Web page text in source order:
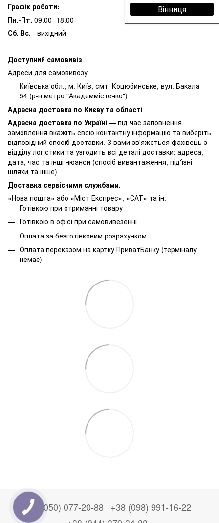
Вінниця
Графік роботи:
Пн.-Пт. 09.00 -18.00
Сб. Вс. - вихідний
Доступний самовивіз
Адреси для самовивозу
Київська обл., м. Київ, смт. Коцюбинське, вул. Бакала
54 (р-н метро "Академмістечко")
Адресна доставка по Києву та області
Адресна доставка по Україні — під час заповнення
замовлення вкажіть свою контактну інформацію та виберіть
відповідний спосіб доставки. З вами зв'яжеться фахівець з
відділу логістики та узгодить всі деталі доставки: адреса,
дата, час та інші нюанси (спосіб вивантаження, під'їзні
шляхи та інше)
Доставка сервісними службами.
«Нова пошта» або «Міст Експрес», «САТ» та ін.
Готівкою при отриманні товару
Готівкою в офісі при самовивезенні
Оплата за безготівковим розрахунком
Оплата переказом на картку ПриватБанку (терміналу
немає)
+38 (050) 077-20-88 +38 (098) 991-16-22